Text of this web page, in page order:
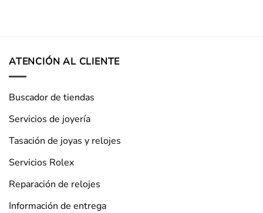
ATENCIÓN AL CLIENTE
Buscador de tiendas
Servicios de joyería
Tasación de joyas y relojes
Servicios Rolex
Reparación de relojes
Información de entrega